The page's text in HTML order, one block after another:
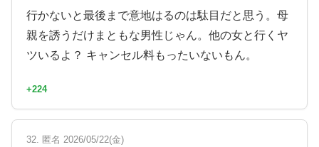
行かないと最後まで意地はるのは駄目だと思う。母
親を誘うだけまともな男性じゃん。他の女と行くヤ
ツいるよ？ キャンセル料もったいないもん。
+224
32. 匿名 2026/05/22(金)